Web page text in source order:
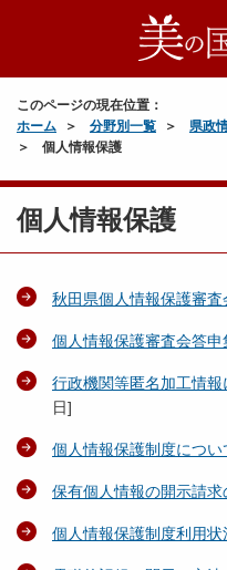
このページの現在位置：
ホーム
分野別一覧 県政
個人情報保護
個人情報保護
秋田県個人情報保護審査
個人情報保護審査会答申
行政機関等匿名加工情
日]
個人情報保護制度につい
保有個人情報の開示請
個人情報保護制度利用状